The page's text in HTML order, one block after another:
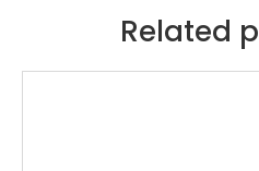
Related